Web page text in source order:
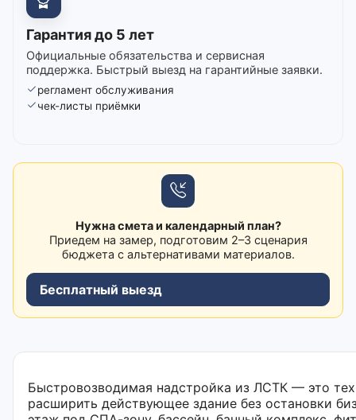
Гарантия до 5 лет
Официальные обязательства и сервисная
поддержка. Быстрый выезд на гарантийные заявки.
регламент обслуживания
чек-листы приёмки
Нужна смета и календарный план?
Приедем на замер, подготовим 2–3 сценария
бюджета с альтернативами материалов.
Бесплатный выезд
Быстровозводимая надстройка из ЛСТК — это
расширить действующее здание без остановки